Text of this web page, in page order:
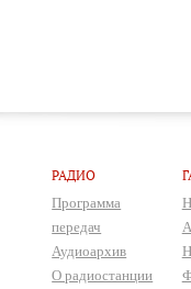
РАДИО
Программа
передач
Аудиоархив
О радиостанции